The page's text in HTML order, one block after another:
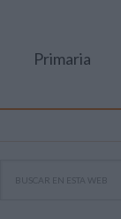
Primaria